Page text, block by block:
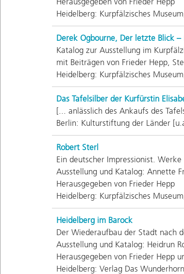
Heidelberg: Kurpfälzisches
Derek Ogbourne, Der letzte Blick
Katalog zur Ausstellung im
mit Beiträgen von Frieder Hepp,
Heidelberg: Kurpfälzisches
Das Tafelsilber der Kurfürstin
[... anlässlich des Ankaufs des
Berlin: Kulturstiftung der Länder
Robert Sterl
Ein deutscher Impressionist.
Ausstellung und Katalog: Annette
Herausgegeben von Frieder Hepp
Heidelberg: Kurpfälzisches
Heidelberg im Barock
Der Wiederaufbau der Stadt nach
Ausstellung und Katalog: Heidrun
Herausgegeben von Frieder Hepp
Heidelberg: Verlag Das